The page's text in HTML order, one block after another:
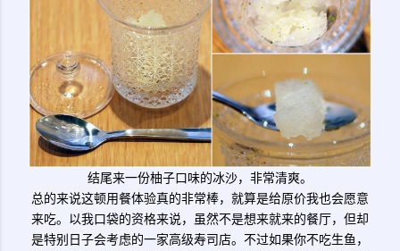
结尾来一份柚子口味的冰沙，非常清爽。
总的来说这顿用餐体验真的非常棒，就算是给原价我也会愿意
来吃。以我口袋的资格来说，虽然不是想来就来的餐厅，但却
是特别日子会考虑的一家高级寿司店。不过如果你不吃生鱼，